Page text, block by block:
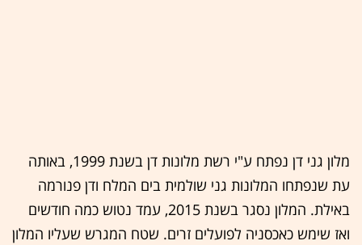
מלון גני דן נפתח ע"י רשת מלונות דן בשנת 1999, באותה
עת שנפתחו המלונות גני שולמית בים המלח ודן פנורמה
באילת. המלון נסגר בשנת 2015, עמד נטוש כמה חודשים
ואז שימש כאכסניה לפועלים זרים. שטח המגרש שעליו המלון